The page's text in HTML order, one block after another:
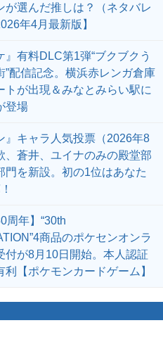
選んだ推しは？（ネタバレ
年4月最新版】
』有料DLC第1弾“ブクブクう
”配信記念。横浜赤レンガ倉庫
トが出現＆みなとみらい駅に
登場
』キャラ人気投票（2026年8
、蒼井、ユイナのみの殿堂部
門を新設。初の1位はあなた
周年】“30th
商品のポケセンオンラ
付が8月10日開始。本人認証
利【ポケモンカードゲーム】